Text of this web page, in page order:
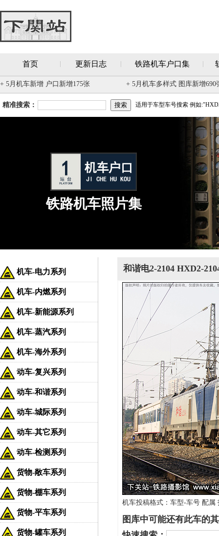
首页 更新日志 铁路机车户口集
+ 5月机车新增 户口新增175张 + 5月机车多样式 图库新增690
精准搜索： 适用于车型车号搜索 例如
铁路机车照片集
机车-电力系列
机车-内燃系列
机车-新能源系列
机车-蒸汽系列
机车-海外系列
动车-复兴系列
动车-和谐系列
动车-城际系列
动车-其它系列
动车-检测系列
货物-敞车系列
货物-棚车系列
货物-平车系列
货物-罐车系列
和谐电2-2104 HXD2-
机车投稿格式：车型-车号 配属
图库中可能还有此车的